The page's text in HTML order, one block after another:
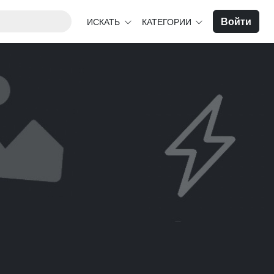
ИСКАТЬ КАТЕГОРИИ Войти